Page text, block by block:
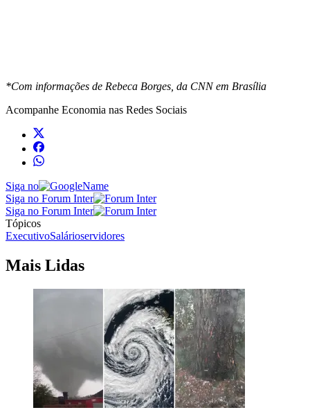
*Com informações de Rebeca Borges, da CNN em Brasília
Acompanhe Economia nas Redes Sociais
Siga no
Siga no Forum Inter
Siga no Forum Inter
Tópicos
ExecutivoSalárioservidores
Mais Lidas